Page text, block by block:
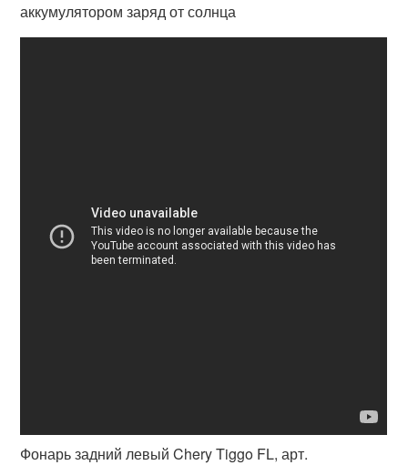
аккумулятором заряд от солнца
Фонарь задний левый Chery Tiggo FL, арт.